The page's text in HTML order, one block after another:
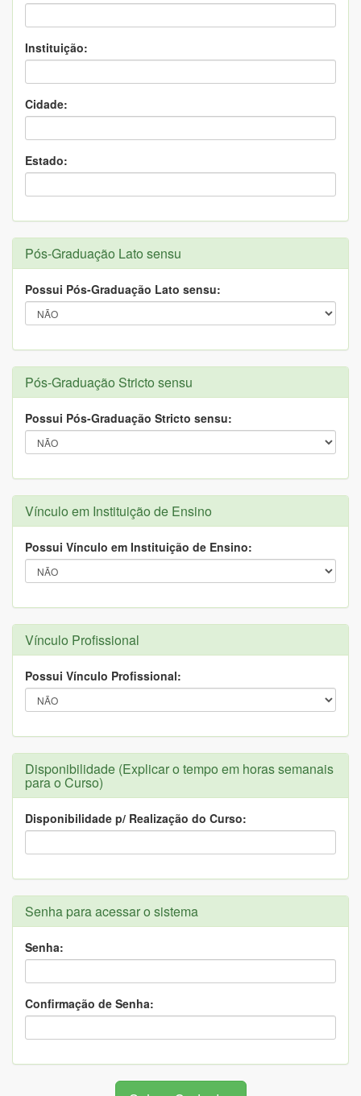
Instituição:
Cidade:
Estado:
Pós-Graduação Lato sensu
Possui Pós-Graduação Lato sensu:
Pós-Graduação Stricto sensu
Possui Pós-Graduação Stricto sensu:
Vínculo em Instituição de Ensino
Possui Vínculo em Instituição de Ensino:
Vínculo Profissional
Possui Vínculo Profissional:
Disponibilidade (Explicar o tempo em horas semanais
para o Curso)
Disponibilidade p/ Realização do Curso:
Senha para acessar o sistema
Senha:
Confirmação de Senha: